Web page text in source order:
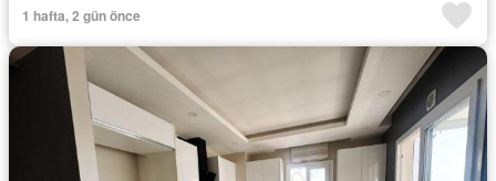
1 hafta, 2 gün önce